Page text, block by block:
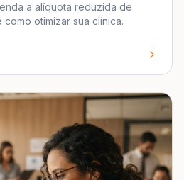
a alíquota reduzida de
otimizar sua clínica.